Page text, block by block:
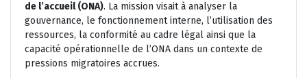
de l’accueil (ONA). La mission visait à analyser la
gouvernance, le fonctionnement interne, l’utilisation des
ressources, la conformité au cadre légal ainsi que la
capacité opérationnelle de l’ONA dans un contexte de
pressions migratoires accrues.